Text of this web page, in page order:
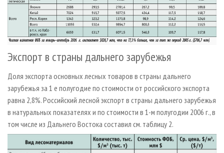
Экспорт в страны дальнего зарубежья
Доля экспорта основных лесных товаров в страны дальнего
зарубежья за 1 е полугодие по стоимости от российского экспорта
равна 2,8%. Российский лесной экспорт в страны дальнего зарубежья
в натуральных показателях и по стоимости в 1-м полугодии 2006 г., в
том числе из Дальнего Востока составил см. таблицу 2.